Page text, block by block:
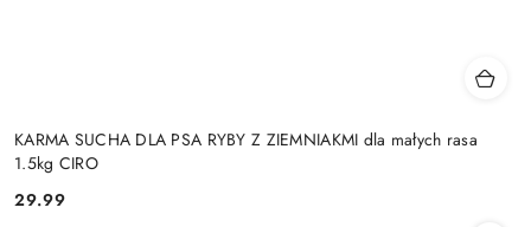
KARMA SUCHA DLA PSA RYBY Z ZIEMNIAKMI dla małych rasa
1.5kg CIRO
Cena:
29.99